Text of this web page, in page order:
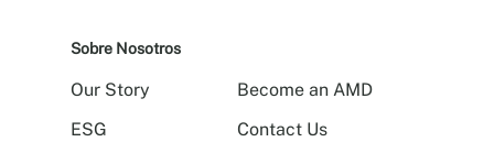
Sobre Nosotros
Our Story
ESG
Become an AMD
Contact Us